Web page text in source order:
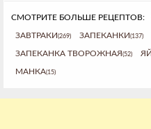
СМОТРИТЕ БОЛЬШЕ РЕЦЕПТОВ:
ЗАВТРАКИ(269) ЗАПЕКАНКИ(137)
ЗАПЕКАНКА ТВОРОЖНАЯ(52)
МАНКА(15)